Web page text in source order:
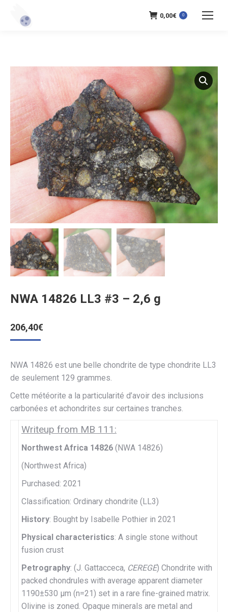
0,00€ 0
NWA 14826 LL3 #3 – 2,6 g
206,40€
NWA 14826 est une belle chondrite de type chondrite LL3
de seulement 129 grammes.
Cette météorite a la particularité d’avoir des inclusions
carbonées et achondrites sur certaines tranches.
Writeup from MB 111:
Northwest Africa 14826 (NWA 14826)
(Northwest Africa)
Purchased: 2021
Classification: Ordinary chondrite (LL3)
History: Bought by Isabelle Pothier in 2021
Physical characteristics: A single stone without
fusion crust
Petrography: (J. Gattacceca, CEREGE) Chondrite with
packed chondrules with average apparent diameter
1190±530 µm (n=21) set in a rare fine-grained matrix.
Olivine is zoned. Opaque minerals are metal and